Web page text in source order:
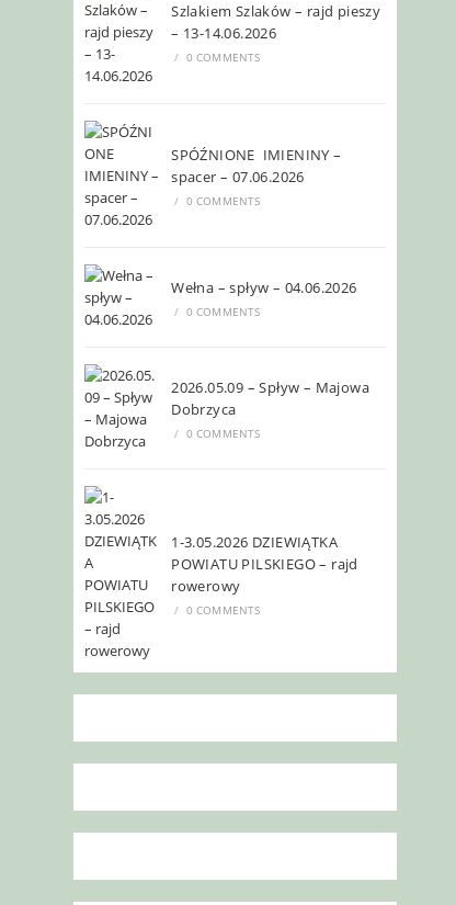
Szlakiem Szlaków – rajd pieszy
– 13-14.06.2026
/ 0 COMMENTS
SPÓŹNIONE IMIENINY –
spacer – 07.06.2026
/ 0 COMMENTS
Wełna – spływ – 04.06.2026
/ 0 COMMENTS
2026.05.09 – Spływ – Majowa
Dobrzyca
/ 0 COMMENTS
1-3.05.2026 DZIEWIĄTKA
POWIATU PILSKIEGO – rajd
rowerowy
/ 0 COMMENTS